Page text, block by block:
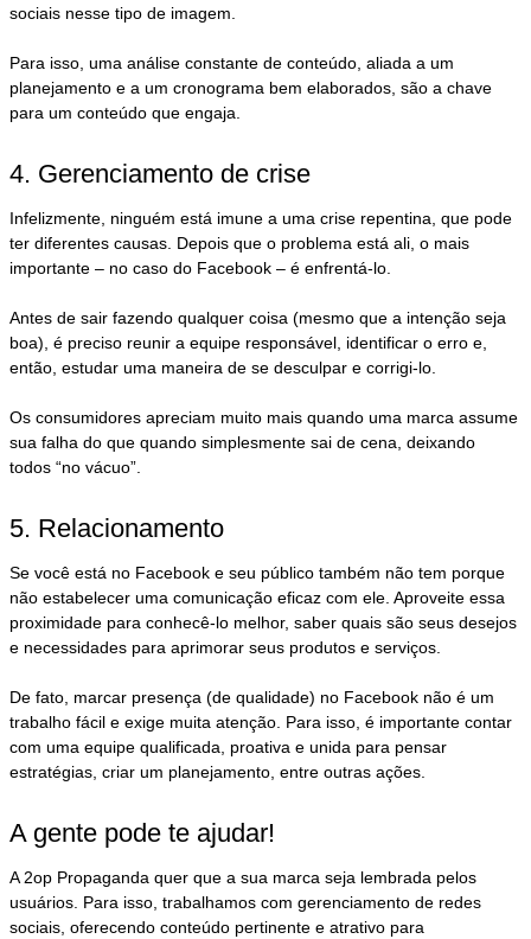
sociais nesse tipo de imagem.
Para isso, uma análise constante de conteúdo, aliada a um
planejamento e a um cronograma bem elaborados, são a chave
para um conteúdo que engaja.
4. Gerenciamento de crise
Infelizmente, ninguém está imune a uma crise repentina, que pode
ter diferentes causas. Depois que o problema está ali, o mais
importante – no caso do Facebook – é enfrentá-lo.
Antes de sair fazendo qualquer coisa (mesmo que a intenção seja
boa), é preciso reunir a equipe responsável, identificar o erro e,
então, estudar uma maneira de se desculpar e corrigi-lo.
Os consumidores apreciam muito mais quando uma marca assume
sua falha do que quando simplesmente sai de cena, deixando
todos “no vácuo”.
5. Relacionamento
Se você está no Facebook e seu público também não tem porque
não estabelecer uma comunicação eficaz com ele. Aproveite essa
proximidade para conhecê-lo melhor, saber quais são seus desejos
e necessidades para aprimorar seus produtos e serviços.
De fato, marcar presença (de qualidade) no Facebook não é um
trabalho fácil e exige muita atenção. Para isso, é importante contar
com uma equipe qualificada, proativa e unida para pensar
estratégias, criar um planejamento, entre outras ações.
A gente pode te ajudar!
A 2op Propaganda quer que a sua marca seja lembrada pelos
usuários. Para isso, trabalhamos com gerenciamento de redes
sociais, oferecendo conteúdo pertinente e atrativo para